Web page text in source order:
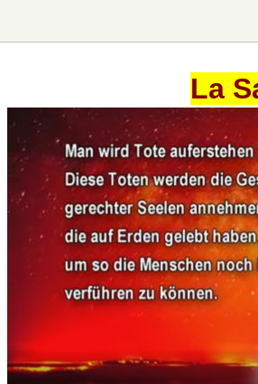
La